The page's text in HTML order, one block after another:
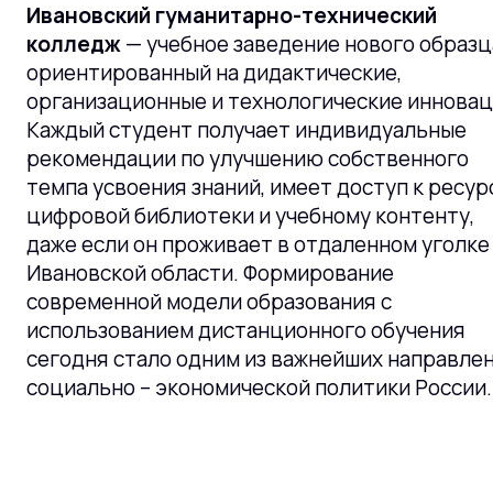
Ивановский гуманитарно-технический
колледж— учебное заведение нового
ориентированный на дидактические,
организационные и технологические
Каждый студент получает индивидуальные
рекомендации по улучшению собственного
темпа усвоения знаний, имеет доступ к
цифровой библиотеки и учебному контенту,
даже если он проживает в отдаленном уголке
Ивановской области. Формирование
современной модели образования с
использованием дистанционного обучения
сегодня стало одним из важнейших
социально – экономической политики России.